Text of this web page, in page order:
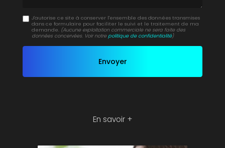
J'autorise ce site à conserver l'ensemble des données transmises
dans ce formulaire pour faciliter le suivi et le traitement de ma
demande. (Aucune exploitation commerciale ne sera faite des
données concervées. Voir notrepolitique de confidentialité)
En savoir +